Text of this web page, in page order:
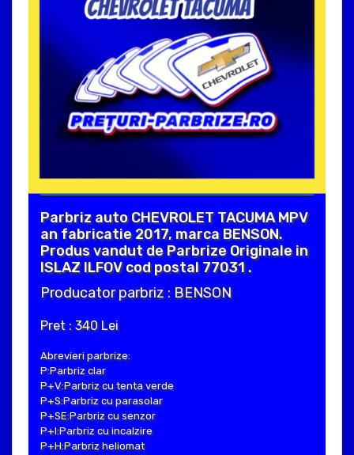
Parbriz auto CHEVROLET TACUMA MPV
an fabricatie 2017, marca BENSON.
Produs vandut de Parbrize Originale in
ISLAZ ILFOV cod postal 77031 .
Producator parbriz : BENSON
Pret : 340 Lei
Abrevieri parbrize:
P:Parbriz clar
P+V:Parbriz cu tenta verde
P+S:Parbriz cu parasolar
P+SE:Parbriz cu senzor
P+I:Parbriz cu incalzire
P+H:Parbriz heliomat